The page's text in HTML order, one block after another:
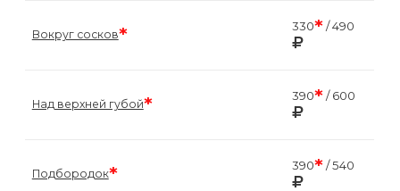
Вокруг сосков* 330*/ 490
Над верхней губой* 390*/ 600
Подбородок* 390*/ 540